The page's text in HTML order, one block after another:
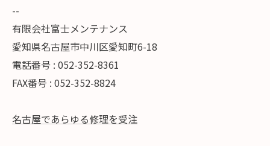
--
有限会社富士メンテナンス
愛知県名古屋市中川区愛知町6-18
電話番号 : 052-352-8361
FAX番号 : 052-352-8824
名古屋であらゆる修理を受注